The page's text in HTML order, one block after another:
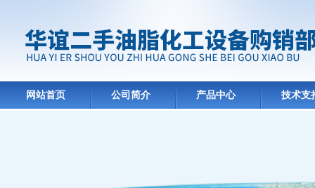
网站首页 公司简介 产品中心 技术支